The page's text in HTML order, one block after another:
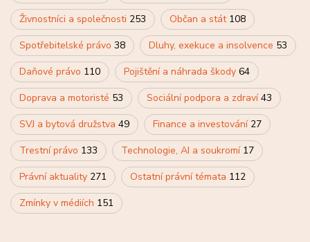
Živnostníci a společnosti 253 Občan a stát 108
Spotřebitelské právo 38 Dluhy, exekuce a insolvence 53
Daňové právo 110 Pojištění a náhrada škody 64
Doprava a motoristé 53 Sociální podpora a zdraví43
SVJ a bytová družstva 49 Finance a investování 27
Trestní právo 133 Technologie, AI a soukromí 17
Právní aktuality 271 Ostatní právní témata 112
Zmínky v médiích 151